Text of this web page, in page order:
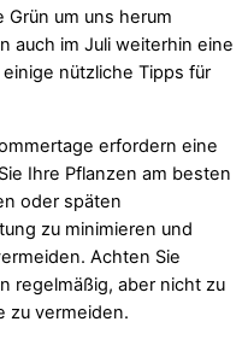
um uns herum
auch im Juli weiterhin eine
nützliche Tipps für
erfordern eine
Ihre Pflanzen am besten
oder späten
zu minimieren und
Achten Sie
regelmäßig, aber nicht zu
zu vermeiden.